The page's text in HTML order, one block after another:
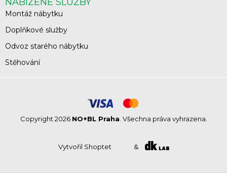
Montáž nábytku
Doplňkové služby
Odvoz starého nábytku
Stěhování
Vytvořil Shoptet &
Copyright 2026 NO+BL Praha. Všechna práva vyhrazena.